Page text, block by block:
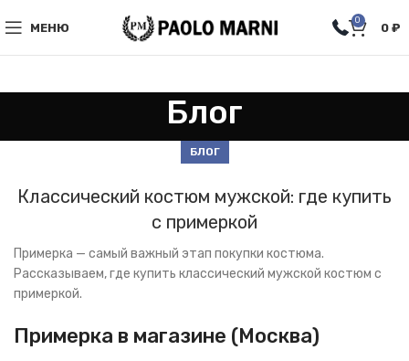
МЕНЮ
0
0 ₽
Блог
БЛОГ
Классический костюм мужской: где купить
с примеркой
Примерка — самый важный этап покупки костюма.
Рассказываем, где купить классический мужской костюм с
примеркой.
Примерка в магазине (Москва)